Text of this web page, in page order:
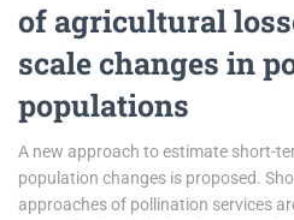
of agricultural
scale changes in
populations
A new approach to estimate short-
population changes is proposed.
approaches of pollination services